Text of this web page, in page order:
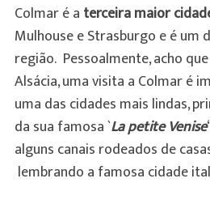
Colmar é a terceira maior
Mulhouse e Strasburgo e é um
região. Pessoalmente, acho
Alsácia, uma visita a Colmar é
uma das cidades mais lindas,
da sua famosa `La petite Venise
alguns canais rodeados de
lembrando a famosa cidade